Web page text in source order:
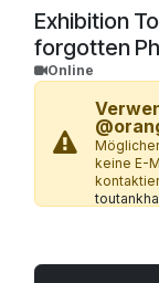
Exhibition
forgotten
Online
keine E-
Sie haben eine